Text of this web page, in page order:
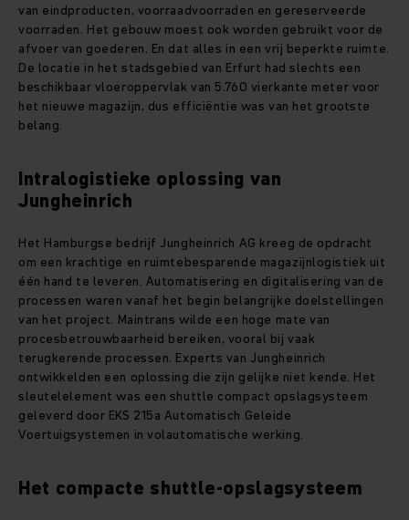
van eindproducten, voorraadvoorraden en gereserveerde
voorraden. Het gebouw moest ook worden gebruikt voor de
afvoer van goederen. En dat alles in een vrij beperkte ruimte.
De locatie in het stadsgebied van Erfurt had slechts een
beschikbaar vloeroppervlak van 5.760 vierkante meter voor
het nieuwe magazijn, dus efficiëntie was van het grootste
belang.
Intralogistieke oplossing van
Jungheinrich
Het Hamburgse bedrijf Jungheinrich AG kreeg de opdracht
om een krachtige en ruimtebesparende magazijnlogistiek uit
één hand te leveren. Automatisering en digitalisering van de
processen waren vanaf het begin belangrijke doelstellingen
van het project. Maintrans wilde een hoge mate van
procesbetrouwbaarheid bereiken, vooral bij vaak
terugkerende processen. Experts van Jungheinrich
ontwikkelden een oplossing die zijn gelijke niet kende. Het
sleutelelement was een shuttle compact opslagsysteem
geleverd door EKS 215a Automatisch Geleide
Voertuigsystemen in volautomatische werking.
Het compacte shuttle-opslagsysteem